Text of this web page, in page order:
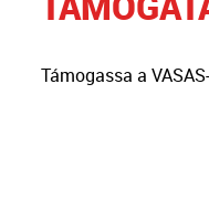
Támogassa a